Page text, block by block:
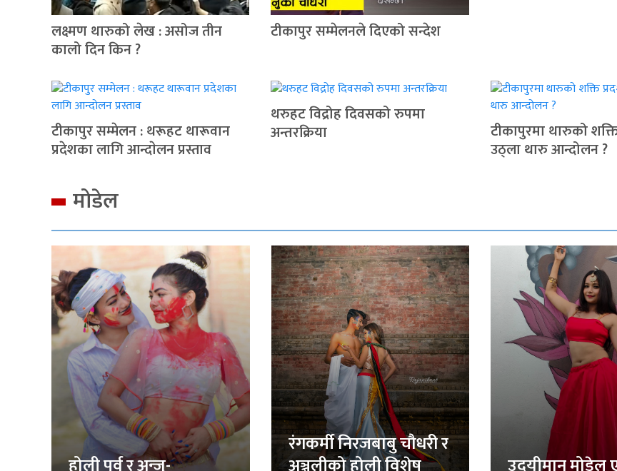
लक्ष्मण थारुको लेख : असोज तीन
कालो दिन किन ?
टीकापुर सम्मेलनले दिएको सन्देश
टीकापुर सम्मेलन : थरूहट थारूवान
प्रदेशका लागि आन्दाेलन प्रस्ताव
थरुहट विद्रोह दिवसको रुपमा
अन्तरक्रिया टीकापुरमा थारुको
उठ्ला थारु आन्दोलन ?
मोडेल
रंगकर्मी निरजबाबु चौधरी र